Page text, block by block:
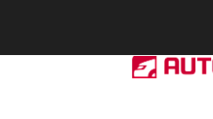
Siirry
navigointiin
Siirry
sisältöön